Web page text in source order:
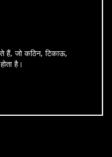
हैं, जो कठिन, टिकाऊ,
है।